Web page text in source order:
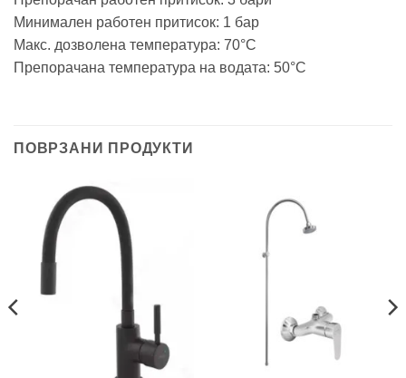
Минимален работен притисок: 1 бар
Макс. дозволена температура: 70°C
Препорачана температура на водата: 50°C
ПОВРЗАНИ ПРОДУКТИ